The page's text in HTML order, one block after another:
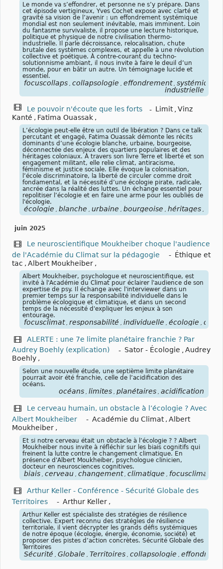
Le monde va s’effondrer, et personne ne s’y prépare. Dans
cet épisode vertigineux, Yves Cochet expose avec clarté et
gravité sa vision de l’avenir : un effondrement systémique
mondial est non seulement inévitable, mais imminent. Loin
du fantasme survivaliste, il propose une lecture historique,
politique et physique de notre civilisation thermo-
industrielle. Il parle décroissance, relocalisation, chute
brutale des systèmes complexes, et appelle à une révolution
collective et poétique. À contre-courant du techno-
solutionnisme ambiant, il nous invite à faire le deuil d’un
monde, pour en bâtir un autre. Un témoignage lucide et
essentiel.
focuscollaps collapsologie effondrement systémique
industrielle
Le pouvoir n'écoute que les forts - Limit
Vinz
Kanté , Fatima Ouassak ,
L’écologie peut-elle être un outil de libération ? Dans ce talk
percutant et engagé, Fatima Ouassak démonte les récits
dominants d’une écologie blanche, urbaine, bourgeoise,
déconnectée des enjeux des quartiers populaires et des
héritages coloniaux. À travers son livre Terre et liberté et son
engagement militant, elle relie climat, antiracisme,
féminisme et justice sociale. Elle évoque la colonisation,
l’école discriminatoire, la liberté de circuler comme droit
fondamental, et la nécessité d’une écologie pirate, radicale,
ancrée dans la réalité des luttes. Un échange essentiel pour
repolitiser l’écologie et en faire une arme pour les oubliés de
l'écologie.
écologie blanche urbaine bourgeoise héritages
juin 2025
Le neuroscientifique Moukheiber choque l'audience
de l'Académie du Climat sur la pédagogie
- Éthique et
tac , Albert Moukheiber ,
Albert Moukheiber, psychologue et neuroscientifique, est
invité à l'Académie du Climat pour éclairer l'audience de son
expertise de psy. Il échange avec l'interviewer dans un
premier temps sur la responsabilité individuelle dans le
problème écologique et climatique, et dans un second
temps de la nécessité d'expliquer les enjeux à son
entourage.
focusclimat responsabilité individuelle écologie
ALERTE : une 7e limite planétaire franchie ? Par
Audrey Boehly (explication)
- Sator - Écologie , Audrey
Boehly ,
Selon une nouvelle étude, une septième limite planétaire
pourrait avoir été franchie, celle de l’acidification des
océans.
océans , limites , planétaires , acidification
Le cerveau humain, un obstacle à l’écologie ? Avec
Albert Moukheiber
- Académie du Climat , Albert
Moukheiber ,
Et si notre cerveau était un obstacle à l’écologie ? ? Albert
Moukheiber nous invite à réfléchir sur les biais cognitifs qui
freinent la lutte contre le changement climatique. En
présence ​d'Albert Moukheiber, psychologue clinicien,
docteur en neurosciences cognitives.
biais cerveau changement climatique focusclimat
Arthur Keller - Conférence - Sécurité Globale des
Territoires
- Arthur Keller ,
Arthur Keller est spécialiste des stratégies de résilience
collective. Expert reconnu des stratégies de résilience
territoriale, il vient décrypter les grands défis systémiques
de notre époque (écologie, énergie, économie, société) et
proposer des pistes d’action concrètes. Sécurité Globale des
Territoires
Sécurité Globale Territoires collapsologie